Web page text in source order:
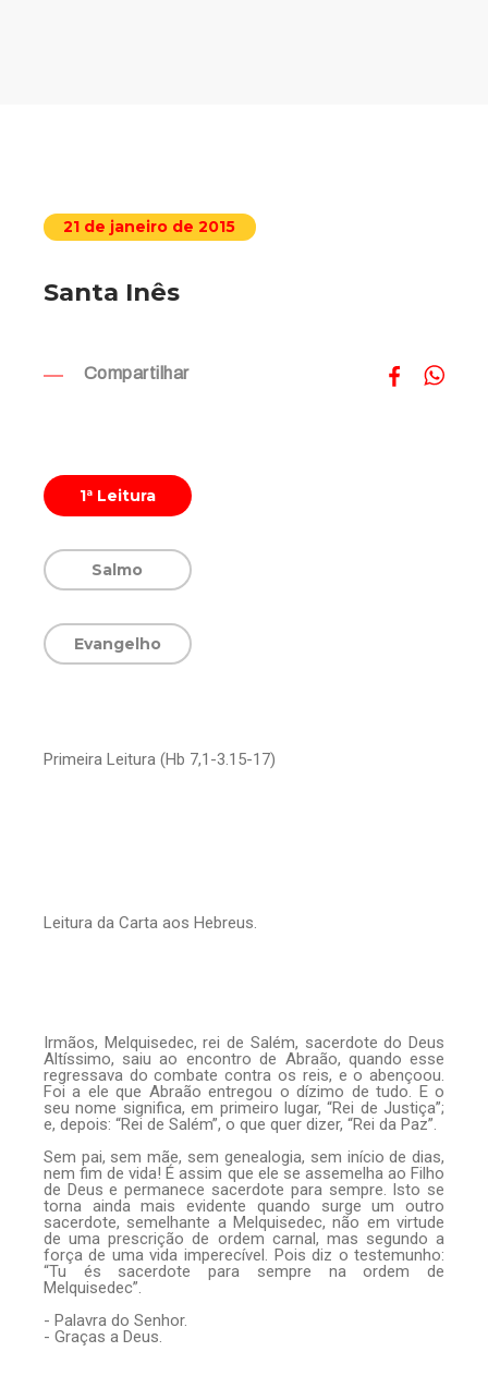
21 de janeiro de 2015
Santa Inês
Compartilhar
1ª Leitura
Salmo
Evangelho
Primeira Leitura (Hb 7,1-3.15-17)
Leitura da Carta aos Hebreus.
Irmãos, Melquisedec, rei de Salém, sacerdote do Deus
Altíssimo, saiu ao encontro de Abraão, quando esse
regressava do combate contra os reis, e o abençoou.
Foi a ele que Abraão entregou o dízimo de tudo. E o
seu nome significa, em primeiro lugar, “Rei de Justiça”;
e, depois: “Rei de Salém”, o que quer dizer, “Rei da Paz”.
Sem pai, sem mãe, sem genealogia, sem início de dias,
nem fim de vida! É assim que ele se assemelha ao Filho
de Deus e permanece sacerdote para sempre. Isto se
torna ainda mais evidente quando surge um outro
sacerdote, semelhante a Melquisedec, não em virtude
de uma prescrição de ordem carnal, mas segundo a
força de uma vida imperecível. Pois diz o testemunho:
“Tu és sacerdote para sempre na ordem de
Melquisedec”.
- Palavra do Senhor.
- Graças a Deus.